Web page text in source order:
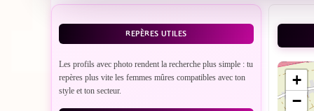
REPÈRES UTILES
Les profils avec photo rendent la recherche plus simple : tu
repères plus vite les femmes mûres compatibles avec ton
style et ton secteur.
+
−